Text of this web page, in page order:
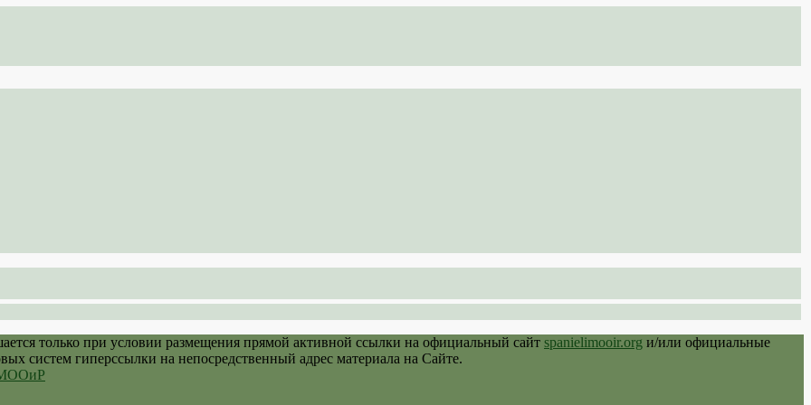
только при условии размещения прямой активной ссылки на официальный сайт spanielimooir.org и/или официальные
систем гиперссылки на непосредственный адрес материала на Сайте.
МООиР